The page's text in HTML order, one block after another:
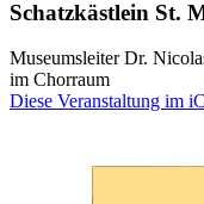
Schatzkästlein St.
Museumsleiter Dr.
im Chorraum
Diese Veranstaltung im